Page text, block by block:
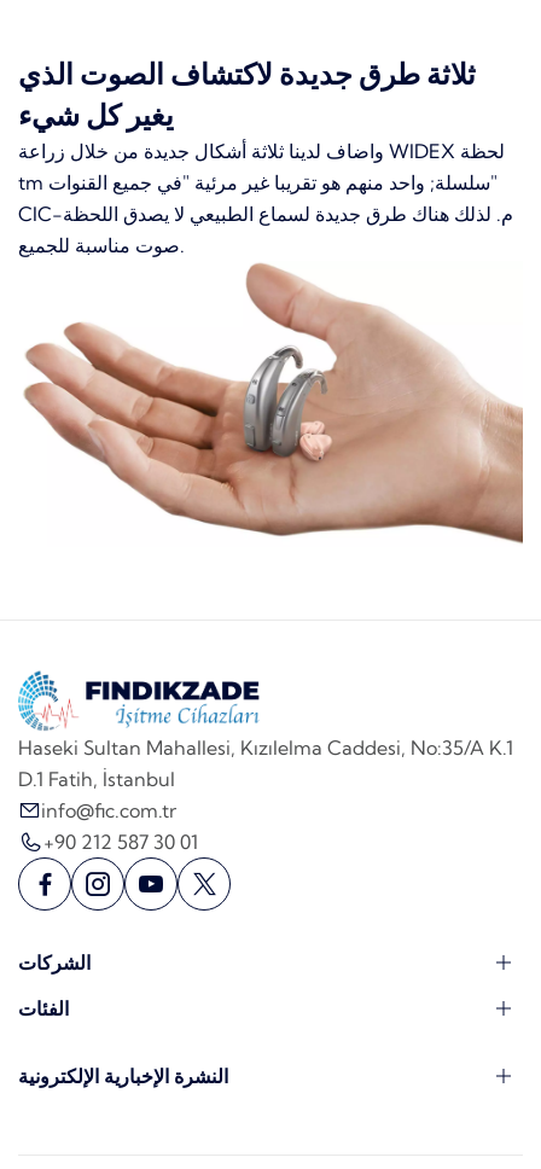
ثلاثة طرق جديدة لاكتشاف الصوت الذي
يغير كل شيء
واضاف لدينا ثلاثة أشكال جديدة من خلال زراعة WIDEX لحظة
tm سلسلة; واحد منهم هو تقريبا غير مرئية "في جميع القنوات"
CIC-م. لذلك هناك طرق جديدة لسماع الطبيعي لا يصدق اللحظة
صوت مناسبة للجميع.
Haseki Sultan Mahallesi, Kızılelma Caddesi, No:35/A K.1
D.1 Fatih, İstanbul
info@fic.com.tr
+90 212 587 30 01
الشركات
الفئات
النشرة الإخبارية الإلكترونية